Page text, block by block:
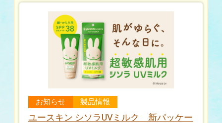
お知らせ 製品情報
ユースキン シソラUVミルク 新パッケー